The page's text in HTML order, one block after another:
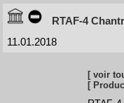
RTAF-4
11.01.2018
[ voir
[